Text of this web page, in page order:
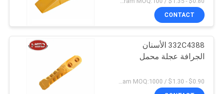
CONTACT
332C4388 الأسنان
الجرافة عجلة محمل
$0.90 - $1.30 / Kilogram MOQ:1000 كيلوغرام / كيلوغرام